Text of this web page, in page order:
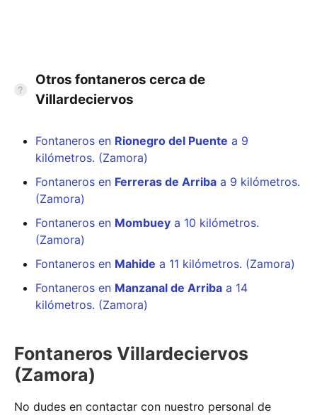
Otros fontaneros cerca de
Villardeciervos
Fontaneros en Rionegro del Puente a 9
kilómetros. (Zamora)
Fontaneros en Ferreras de Arriba a 9 kilómetros.
(Zamora)
Fontaneros en Mombuey a 10 kilómetros.
(Zamora)
Fontaneros en Mahide a 11 kilómetros. (Zamora)
Fontaneros en Manzanal de Arriba a 14
kilómetros. (Zamora)
Fontaneros Villardeciervos
(Zamora)
No dudes en contactar con nuestro personal de